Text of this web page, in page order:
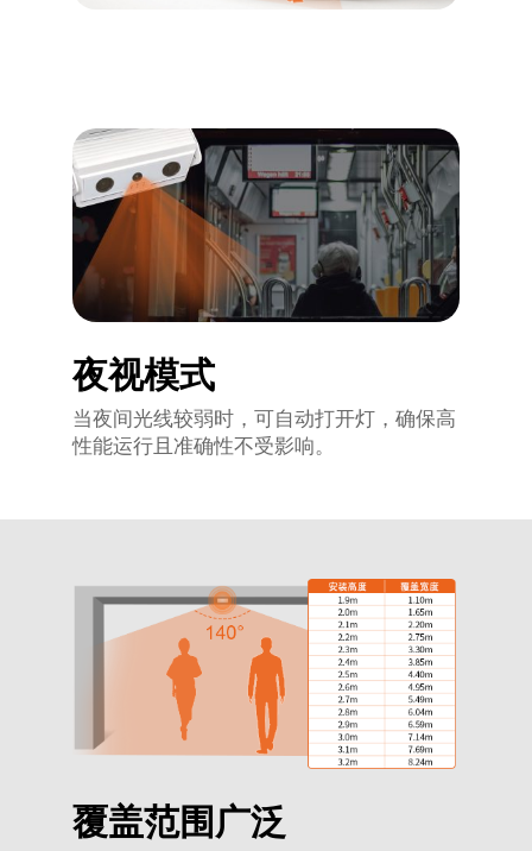
夜视模式
当夜间光线较弱时，可自动打开灯，确保高
性能运行且准确性不受影响。
覆盖范围广泛